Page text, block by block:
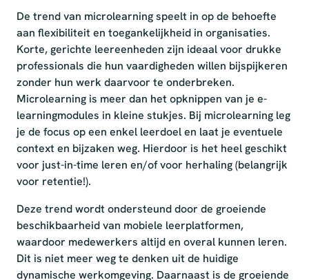
De trend van microlearning speelt in op de behoefte
aan flexibiliteit en toegankelijkheid in organisaties.
Korte, gerichte leereenheden zijn ideaal voor drukke
professionals die hun vaardigheden willen bijspijkeren
zonder hun werk daarvoor te onderbreken.
Microlearning is meer dan het opknippen van je e-
learningmodules in kleine stukjes. Bij microlearning leg
je de focus op een enkel leerdoel en laat je eventuele
context en bijzaken weg. Hierdoor is het heel geschikt
voor just-in-time leren en/of voor herhaling (belangrijk
voor retentie!).
Deze trend wordt ondersteund door de groeiende
beschikbaarheid van mobiele leerplatformen,
waardoor medewerkers altijd en overal kunnen leren.
Dit is niet meer weg te denken uit de huidige
dynamische werkomgeving. Daarnaast is de groeiende